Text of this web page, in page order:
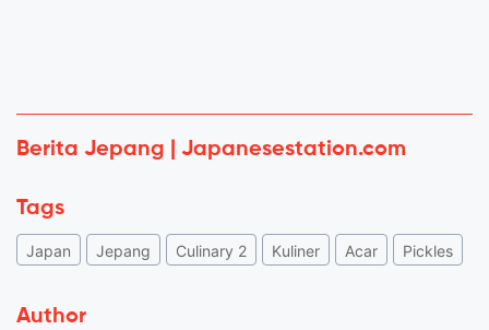
Berita Jepang | Japanesestation.com
Tags
Japan Jepang Culinary 2 Kuliner Acar Pickles
Author